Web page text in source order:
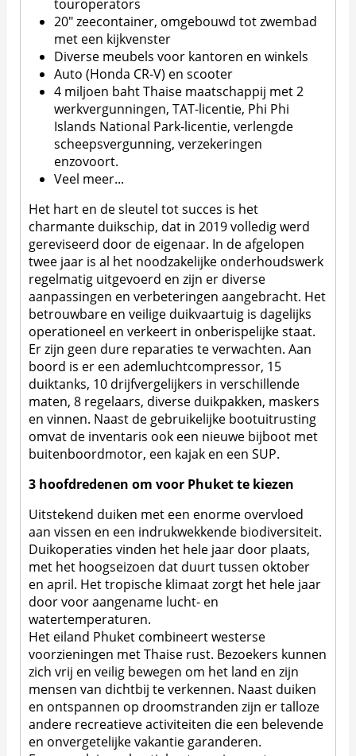
touroperators
20" zeecontainer, omgebouwd tot zwembad
met een kijkvenster
Diverse meubels voor kantoren en winkels
Auto (Honda CR-V) en scooter
4 miljoen baht Thaise maatschappij met 2
werkvergunningen, TAT-licentie, Phi Phi
Islands National Park-licentie, verlengde
scheepsvergunning, verzekeringen
enzovoort.
Veel meer...
Het hart en de sleutel tot succes is het
charmante duikschip, dat in 2019 volledig werd
gereviseerd door de eigenaar. In de afgelopen
twee jaar is al het noodzakelijke onderhoudswerk
regelmatig uitgevoerd en zijn er diverse
aanpassingen en verbeteringen aangebracht. Het
betrouwbare en veilige duikvaartuig is dagelijks
operationeel en verkeert in onberispelijke staat.
Er zijn geen dure reparaties te verwachten. Aan
boord is er een ademluchtcompressor, 15
duiktanks, 10 drijfvergelijkers in verschillende
maten, 8 regelaars, diverse duikpakken, maskers
en vinnen. Naast de gebruikelijke bootuitrusting
omvat de inventaris ook een nieuwe bijboot met
buitenboordmotor, een kajak en een SUP.
3 hoofdredenen om voor Phuket te kiezen
Uitstekend duiken met een enorme overvloed
aan vissen en een indrukwekkende biodiversiteit.
Duikoperaties vinden het hele jaar door plaats,
met het hoogseizoen dat duurt tussen oktober
en april. Het tropische klimaat zorgt het hele jaar
door voor aangename lucht- en
watertemperaturen.
Het eiland Phuket combineert westerse
voorzieningen met Thaise rust. Bezoekers kunnen
zich vrij en veilig bewegen om het land en zijn
mensen van dichtbij te verkennen. Naast duiken
en ontspannen op droomstranden zijn er talloze
andere recreatieve activiteiten die een belevende
en onvergetelijke vakantie garanderen.